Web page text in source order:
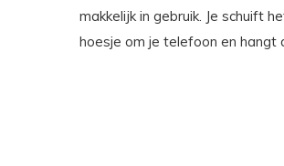
makkelijk in gebruik. Je schuift
hoesje om je telefoon en hangt